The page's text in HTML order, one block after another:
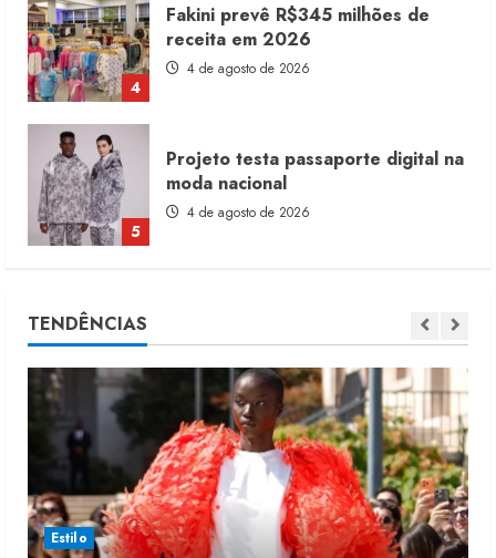
5
Projeto testa passaporte digital na
moda nacional
4 de agosto de 2026
1
Dia dos Pais reforça retomada da
moda no varejo
7 de agosto de 2026
2
3
Renata Caixeta assume Movimento
Sou de Algodão
5 de agosto de 2026
TENDÊNCIAS
Estilo